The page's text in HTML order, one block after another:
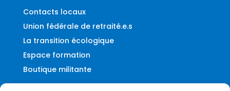
Contacts locaux
Union fédérale de retraité.e.s
La transition écologique
Espace formation
Boutique militante